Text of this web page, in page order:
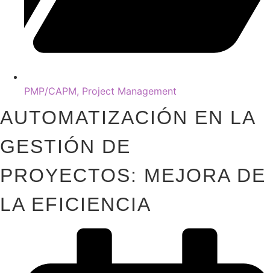
PMP/CAPM, Project Management
AUTOMATIZACIÓN EN LA
GESTIÓN DE
PROYECTOS: MEJORA DE
LA EFICIENCIA